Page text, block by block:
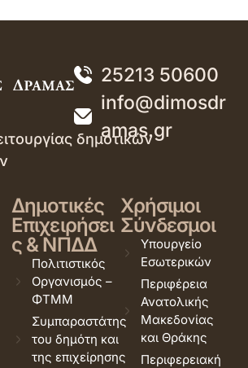
25213 50600
info@dimosdr
amas.gr
δημοτικών
Δημοτικές
Επιχειρήσει
ς & ΝΠΔΔ
Πολιτιστικός
Οργανισμός –
ΦΤΜΜ
Συμπαραστάτης
του δημότη και
της επιχείρησης
Χρήσιμοι
Σύνδεσμοι
Υπουργείο
Εσωτερικών
Περιφέρεια
Ανατολικής
Μακεδονίας
και Θράκης
Περιφερειακή